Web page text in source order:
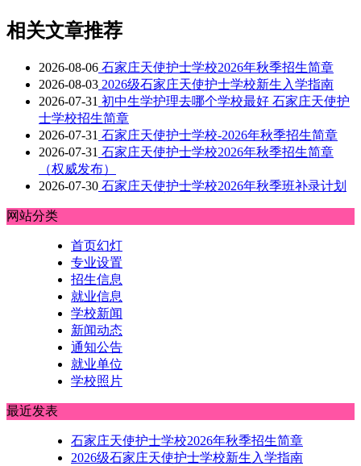
相关文章推荐
2026-08-06 石家庄天使护士学校2026年秋季招生简章
2026-08-03 2026级石家庄天使护士学校新生入学指南
2026-07-31 初中生学护理去哪个学校最好 石家庄天使护
士学校招生简章
2026-07-31 石家庄天使护士学校-2026年秋季招生简章
2026-07-31 石家庄天使护士学校2026年秋季招生简章
（权威发布）
2026-07-30 石家庄天使护士学校2026年秋季班补录计划
网站分类
首页幻灯
专业设置
招生信息
就业信息
学校新闻
新闻动态
通知公告
就业单位
学校照片
最近发表
石家庄天使护士学校2026年秋季招生简章
2026级石家庄天使护士学校新生入学指南